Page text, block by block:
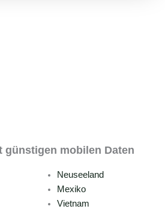
günstigen mobilen Daten
Neuseeland
Mexiko
Vietnam